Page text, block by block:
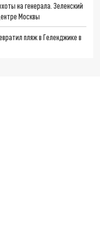
на генерала. Зеленский
Москвы
пляж в Геленджике в